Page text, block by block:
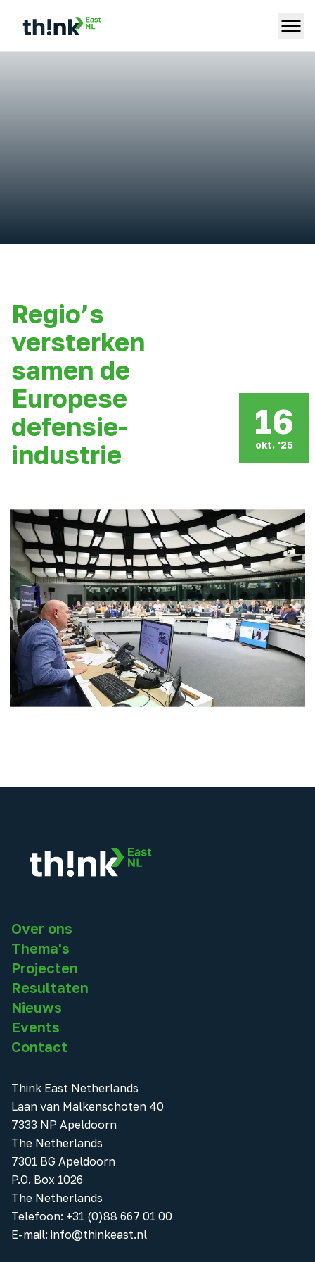
Regio’s
versterken
samen de
Europese
defensie-
industrie
16
okt. '25
Over ons
Thema's
Projecten
Resultaten
Nieuws
Events
Contact
Think East Netherlands
Laan van Malkenschoten 40
7333 NP Apeldoorn
The Netherlands
7301 BG Apeldoorn
P.O. Box 1026
The Netherlands
Telefoon: +31 (0)88 667 01 00
E-mail: info@thinkeast.nl